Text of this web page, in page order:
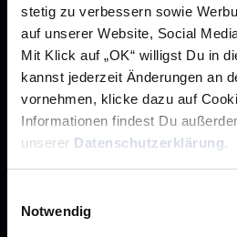
stetig zu verbessern sowie
auf unserer Website, Social
Mit Klick auf „OK“ willigst Du in
kannst jederzeit Änderungen an
vornehmen, klicke dazu auf
Informationen findest Du
unserer Datenschutzerklärung.
Notwendig
Unsere Partner
Werbemöglichkeiten
VIP Dauerkarten
Business-News
Networking
Wirtschaftslöwen